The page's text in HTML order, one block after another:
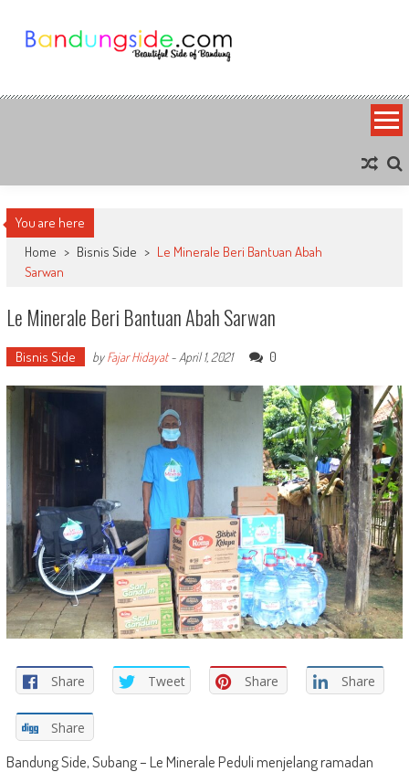
content
Bandung Side
You are here
Home > Bisnis Side > Le Minerale Beri Bantuan Abah
Sarwan
Le Minerale Beri Bantuan Abah Sarwan
Bisnis Side byFajar Hidayat- April 1, 2021 0
Share Tweet Share Share
Share
Bandung Side, Subang – Le Minerale Peduli menjelang ramadan